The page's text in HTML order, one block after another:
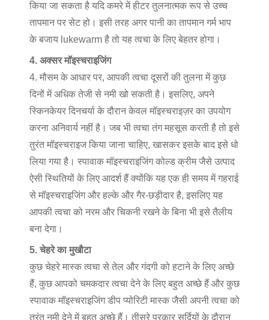
किया जा सकता है यदि कमरे में हीटर तुलनात्मक रूप से उच्च
तापमान पर सेट हो। इसी तरह अगर पानी का तापमान गर्म भाप
के बजाय lukewarm है तो यह त्वचा के लिए बेहतर होगा।
4. अक्सर मॉइस्चराइजिंग
4. मौसम के आधार पर, आपकी त्वचा दूसरों की तुलना में कुछ
दिनों में अधिक तेजी से नमी खो सकती है। इसलिए, अपने
स्किनकेयर दिनचर्या के दौरान केवल मॉइस्चराइज़र का उपयोग
करना अनिवार्य नहीं है। जब भी त्वचा तंग महसूस करती है तो इसे
तुरंत मॉइस्चराइज किया जाना चाहिए, खासकर इसके बाद इसे धो
लिया गया है। स्पावाक मॉइस्चराइजिंग कोल्ड क्रीम जैसे उत्पाद
ऐसी स्थितियों के लिए आदर्श हैं क्योंकि यह एक ही समय में गहराई
से मॉइस्चराइजिंग और हल्के और गैर-छड़ीदार है, इसलिए यह
आपकी त्वचा को नरम और चिकनी रखने के बिना भी इसे तैलीय
बना देगा।
5. चेहरे का मुखौटा
कुछ चेहरे मास्क त्वचा से तेल और गंदगी को हटाने के लिए अच्छे
हैं, कुछ आपको चमकदार त्वचा देने के लिए बहुत अच्छे हैं और कुछ
स्पावाक मॉइस्चराइजिंग डीप प्योरिटी मास्क जैसी अपनी त्वचा को
तुरंत नमी देने में बहुत अच्छे हैं। तीसरे प्रकार सर्दियों के दौरान